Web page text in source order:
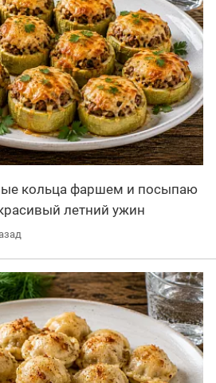
кольца фаршем и посыпаю
летний ужин